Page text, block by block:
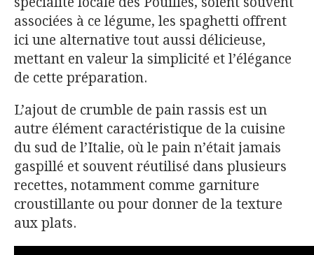
associées à ce légume, les spaghetti offrent
ici une alternative tout aussi délicieuse,
mettant en valeur la simplicité et l’élégance
de cette préparation.
L’ajout de crumble de pain rassis est un
autre élément caractéristique de la cuisine
du sud de l’Italie, où le pain n’était jamais
gaspillé et souvent réutilisé dans plusieurs
recettes, notamment comme garniture
croustillante ou pour donner de la texture
aux plats.